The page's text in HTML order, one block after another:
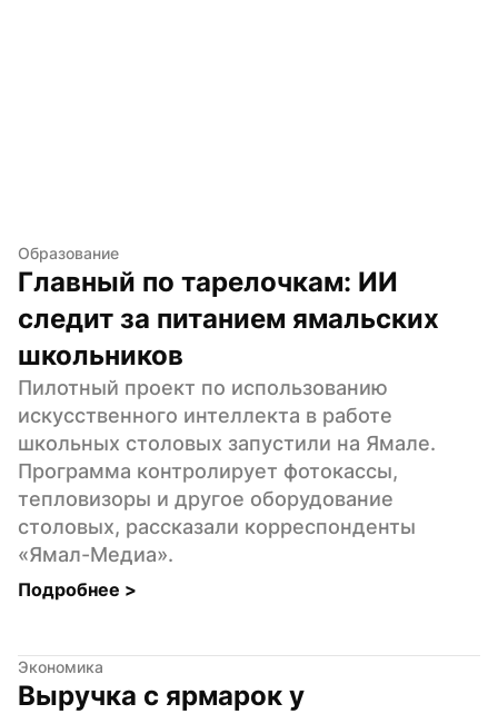
Образование
Главный по тарелочкам: ИИ
следит за питанием ямальских
школьников
Пилотный проект по использованию
искусственного интеллекта в работе
школьных столовых запустили на Ямале.
Программа контролирует фотокассы,
тепловизоры и другое оборудование
столовых, рассказали корреспонденты
«Ямал-Медиа».
Подробнее >
Экономика
Выручка с ярмарок у